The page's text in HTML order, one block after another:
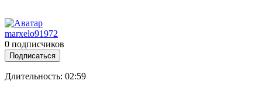
marxelo91972
0 подписчиков
Подписаться
Длительность: 02:59